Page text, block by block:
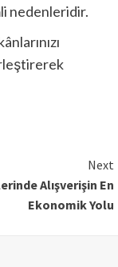
nedenleridir.
Next
Alışverişin En
Ekonomik Yolu